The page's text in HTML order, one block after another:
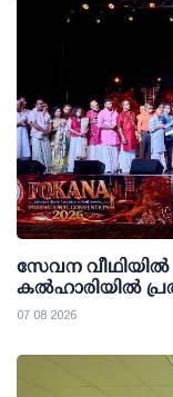
സേവന വീഥിയില്‍
കല്‍ഹാരിയില്‍
07 08 2026